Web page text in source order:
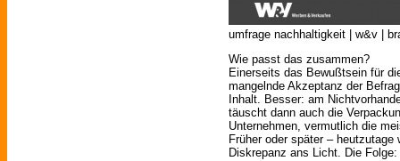
umfrage nachhaltigkeit | w&v |
Wie passt das zusammen?
Einerseits das Bewußtsein für
mangelnde Akzeptanz der
Inhalt. Besser: am
täuscht dann auch die
Unternehmen, vermutlich die
Früher oder später –
Diskrepanz ans Licht. Die